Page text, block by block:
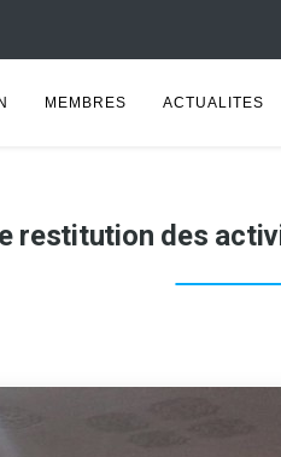
MEMBRES ACTUALITES
restitution des